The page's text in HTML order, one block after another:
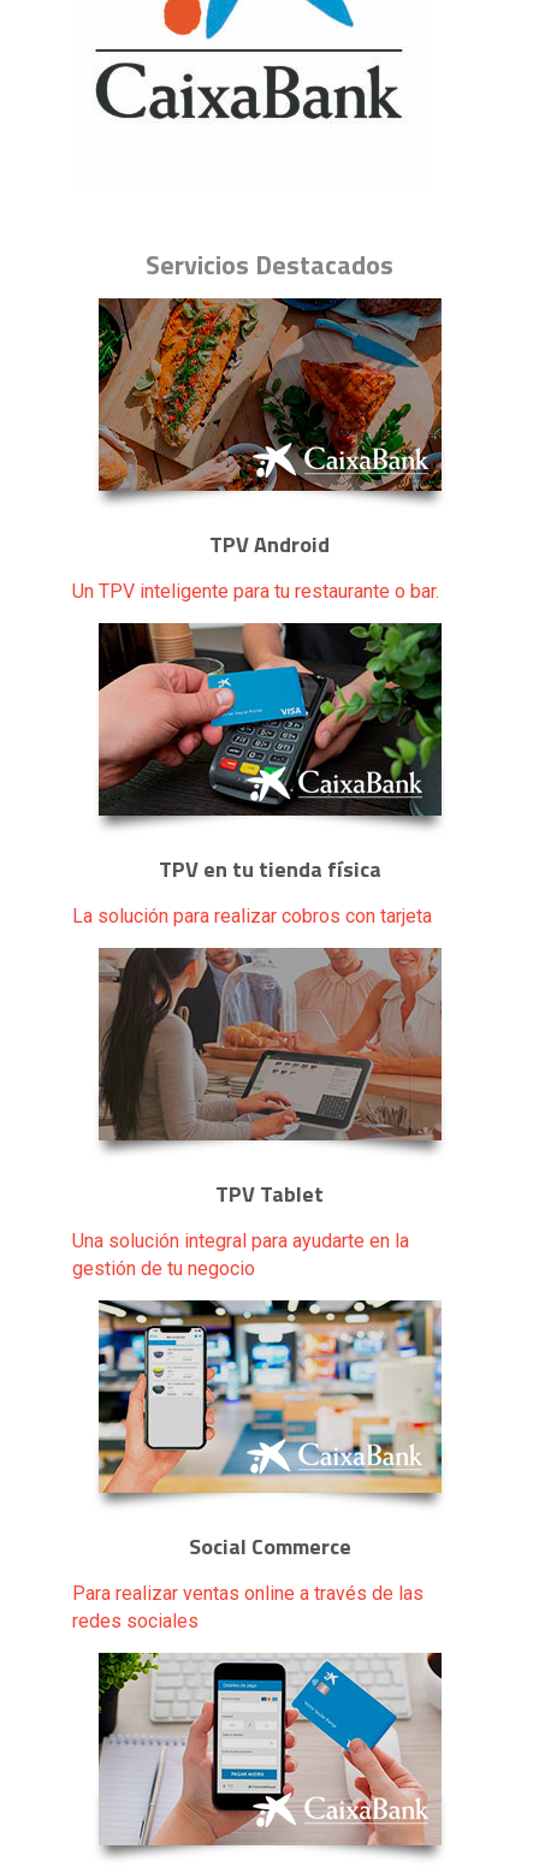
Servicios Destacados
TPV Android
Un TPV inteligente para tu restaurante o bar.
TPV en tu tienda física
La solución para realizar cobros con tarjeta
TPV Tablet
Una solución integral para ayudarte en la
gestión de tu negocio
Social Commerce
Para realizar ventas online a través de las
redes sociales